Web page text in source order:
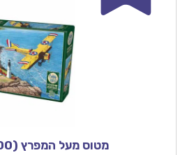
מטוס מעל המפרץ (1000 חלקים)